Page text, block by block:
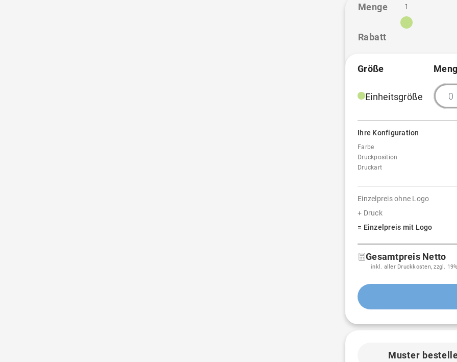
UV-LED-Druck -
UV-LED-Druck -
Menge
Rabatt
1
Größe
Einheitsgröße
Ihre Konfiguration
Farbe
Druckposition
Druckart
Einzelpreis ohne Logo
+ Druck
= Einzelpreis mit Logo
Gesamtpreis Netto
inkl. aller Druckkosten, zzgl.
Muster